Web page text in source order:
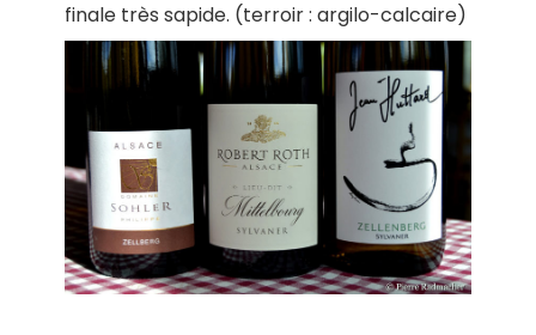
finale très sapide. (terroir : argilo-calcaire)